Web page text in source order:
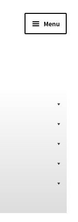
Menu